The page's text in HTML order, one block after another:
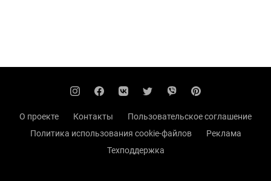
О проекте Контакты
Пользовательское соглашение
Политика использования cookie-файлов
Реклама
Техподдержка